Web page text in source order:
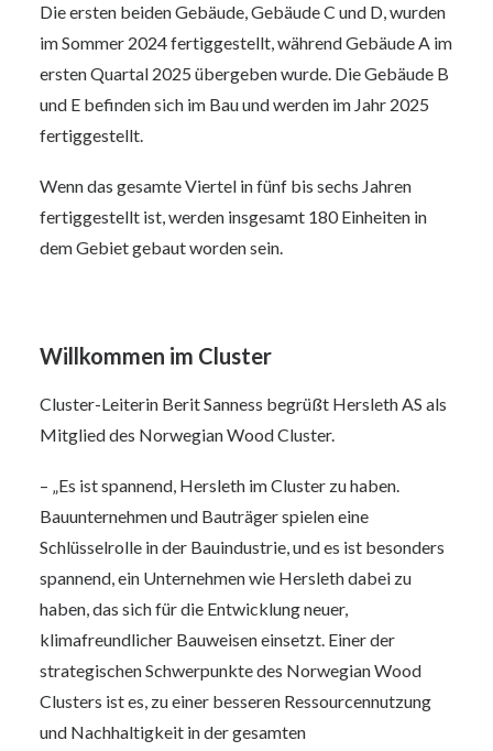
Die ersten beiden Gebäude, Gebäude C und D, wurden
im Sommer 2024 fertiggestellt, während Gebäude A im
ersten Quartal 2025 übergeben wurde. Die Gebäude B
und E befinden sich im Bau und werden im Jahr 2025
fertiggestellt.
Wenn das gesamte Viertel in fünf bis sechs Jahren
fertiggestellt ist, werden insgesamt 180 Einheiten in
dem Gebiet gebaut worden sein.
Willkommen im Cluster
Cluster-Leiterin Berit Sanness begrüßt Hersleth AS als
Mitglied des Norwegian Wood Cluster.
– „Es ist spannend, Hersleth im Cluster zu haben.
Bauunternehmen und Bauträger spielen eine
Schlüsselrolle in der Bauindustrie, und es ist besonders
spannend, ein Unternehmen wie Hersleth dabei zu
haben, das sich für die Entwicklung neuer,
klimafreundlicher Bauweisen einsetzt. Einer der
strategischen Schwerpunkte des Norwegian Wood
Clusters ist es, zu einer besseren Ressourcennutzung
und Nachhaltigkeit in der gesamten